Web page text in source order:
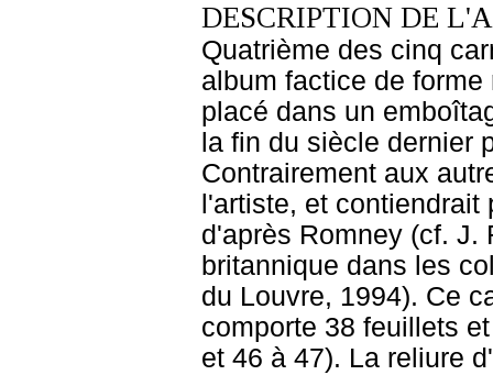
DESCRIPTION DE
Quatrième des cinq
album factice de
placé dans un
la fin du siècle dernier
Contrairement aux
l'artiste, et
d'après Romney (cf. J.
britannique dans les
du Louvre, 1994). Ce
comporte 38 feuillets
et 46 à 47). La reliure